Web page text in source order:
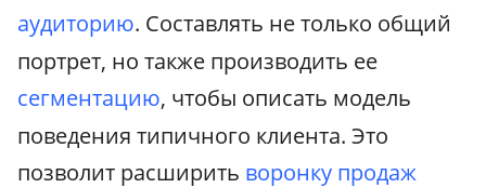
аудиторию. Составлять не только общий
портрет, но также производить ее
сегментацию, чтобы описать модель
поведения типичного клиента. Это
позволит расширить воронку продаж